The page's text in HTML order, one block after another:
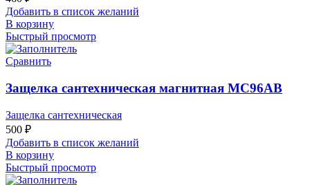
Добавить в список желаний
В корзину
Быстрый просмотр
Сравнить
Защелка сантехническая магнитная MC96AB
Защелка сантехническая
500 ₽
Добавить в список желаний
В корзину
Быстрый просмотр